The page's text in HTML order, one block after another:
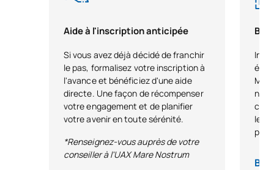
Aide à l'inscription anticipée
Si vous avez déjà décidé de franchir
le pas, formalisez votre inscription à
l'avance et bénéficiez d'une aide
directe. Une façon de récompenser
votre engagement et de planifier
votre avenir en toute sérénité.
*Renseignez-vous auprès de votre
conseiller à l'UAX Mare Nostrum
leur